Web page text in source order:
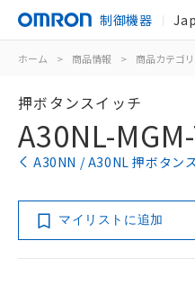
制御機器
ホーム > 商品情報 > 商品カテゴリ
押ボタンスイッチ
A30NL-
A30NN / A30NL 押ボタン
マイリストに追加